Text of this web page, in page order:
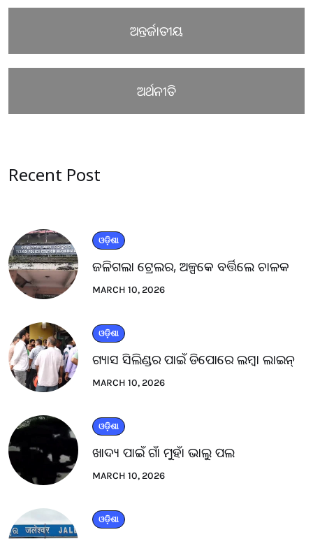
ଅନ୍ତର୍ଜାତୀୟ
ଅର୍ଥନୀତି
Recent Post
ଓଡ଼ିଶା
ଜଳିଗଲା ଟ୍ରେଲର, ଅଳ୍ପକେ ବର୍ତ୍ତିଲେ ଚାଳକ
MARCH 10, 2026
ଓଡ଼ିଶା
ଗ୍ୟାସ ସିଲିଣ୍ଡର ପାଇଁ ଡିପୋରେ ଲମ୍ବା ଲାଇନ୍
MARCH 10, 2026
ଓଡ଼ିଶା
ଖାଦ୍ୟ ପାଇଁ ଗାଁ ମୁହାଁ ଭାଲୁ ପଲ
MARCH 10, 2026
ଓଡ଼ିଶା